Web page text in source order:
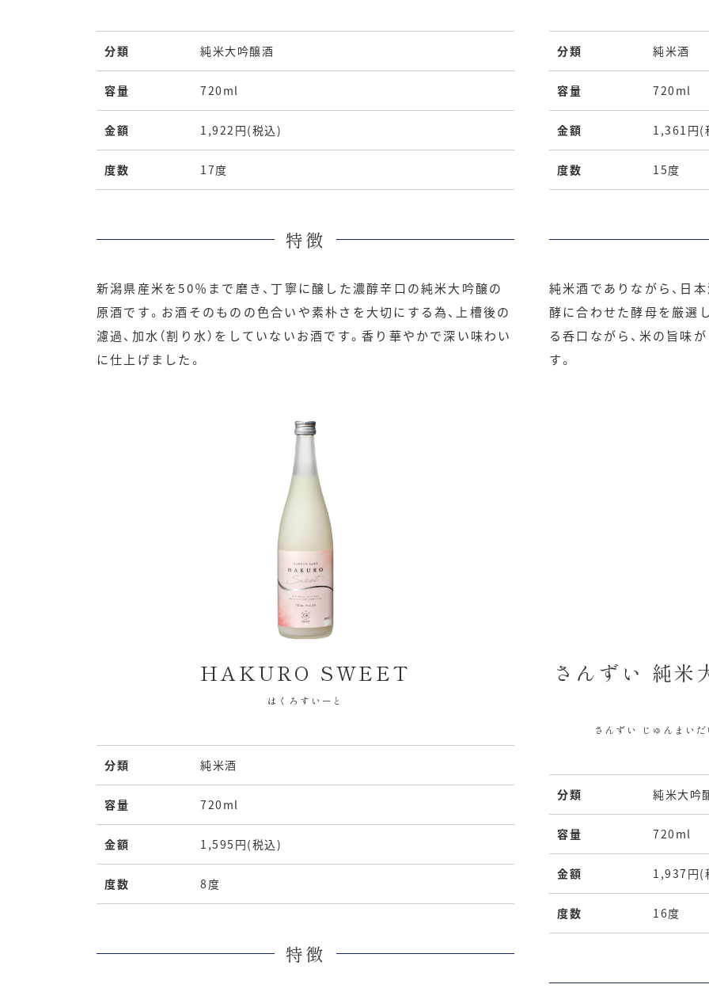
分類 純米大吟醸酒
容量 720ml
金額 1,922円(税込)
度数 17度
特徴
新潟県産米を50％まで磨き、丁寧に醸した濃醇辛口の純米大吟醸の
原酒です。お酒そのものの色合いや素朴さを大切にする為、上槽後の
濾過、加水（割り水）をしていないお酒です。香り華やかで深い味わい
に仕上げました。
分類 純米酒
容量 720ml
金額 1,361円(
度数 15度
純米酒でありながら、日
酵に合わせた酵母を厳選
る呑口ながら、米の旨味
す。
HAKURO SWEET
はくろすいーと
分類 純米酒
容量 720ml
金額 1,595円(税込)
度数 8度
特徴
さんずい 純米
さんずい じゅんまい
分類 純米大吟
容量 720ml
金額 1,937円(
度数 16度